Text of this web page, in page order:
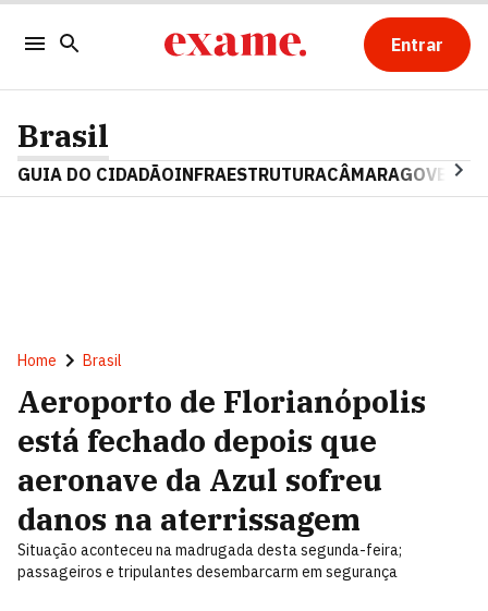
Entrar
Brasil
GUIA DO CIDADÃOINFRAESTRUTURACÂMARAGOVERNO
Home Brasil
Aeroporto de Florianópolis
está fechado depois que
aeronave da Azul sofreu
danos na aterrissagem
Situação aconteceu na madrugada desta segunda-feira;
passageiros e tripulantes desembarcarm em segurança